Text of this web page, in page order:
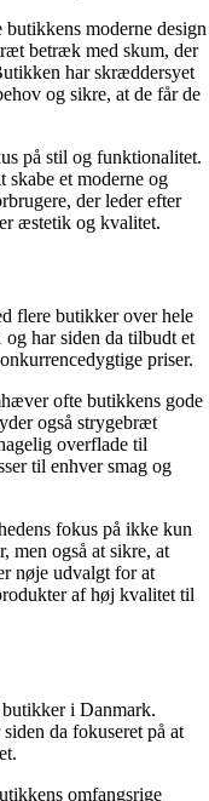
moderne design
betræk med skum, der
har skræddersyet
og sikre, at de får de
på stil og funktionalitet.
skabe et moderne og
der leder efter
æstetik og kvalitet.
flere butikker over hele
har siden da tilbudt et
priser.
ofte butikkens gode
også strygebræt
overflade til
til enhver smag og
fokus på ikke kun
men også at sikre, at
nøje udvalgt for at
af høj kvalitet til
i Danmark.
da fokuseret på at
omfangsrige